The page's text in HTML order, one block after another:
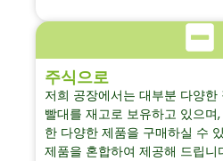
주식으로
저희 공장에서는 대부분 다양
빨대를 재고로 보유하고 있으며
한 다양한 제품을 구매하실 수
제품을 혼합하여 제공해 드립니